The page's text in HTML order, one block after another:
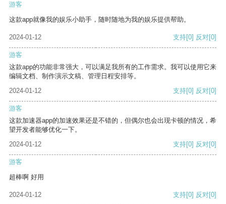
游客
这款app就像我的娱乐小助手，随时随地为我的娱乐提供帮助。
2024-01-12 支持[0] 反对[0]
游客
这款app的功能非常强大，可以满足我所有的工作需求。我可以使用它来
编辑文档、制作演示文稿、管理日程安排等。
2024-01-12
支持[0] 反对[0]
游客
这款加速器app的加速效果还是不错的，但偶尔也会出现卡顿的情况，希
望开发者能够优化一下。
2024-01-12
支持[0] 反对[0]
游客
超棒啊 好用
2024-01-12 支持[0] 反对[0]